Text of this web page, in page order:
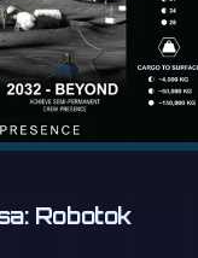
Robotok